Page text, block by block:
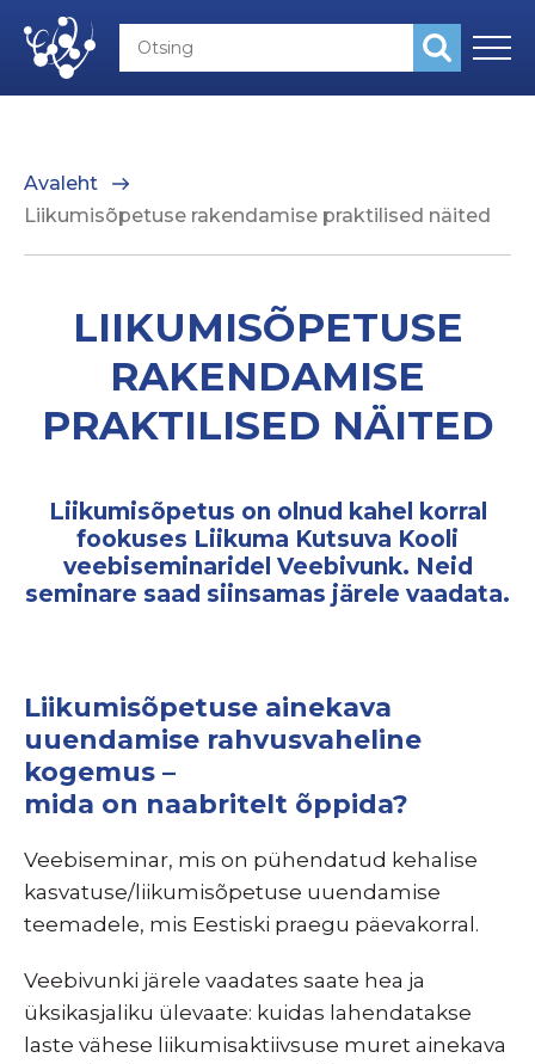
Avaleht
Liikumisõpetuse rakendamise praktilised näited
LIIKUMISÕPETUSE
RAKENDAMISE
PRAKTILISED NÄITED
Liikumisõpetus on olnud kahel korral
fookuses Liikuma Kutsuva Kooli
veebiseminaridel Veebivunk. Neid
seminare saad siinsamas järele vaadata.
Liikumisõpetuse ainekava
uuendamise rahvusvaheline
kogemus –
mida on naabritelt õppida?
Veebiseminar, mis on pühendatud kehalise
kasvatuse/liikumisõpetuse uuendamise
teemadele, mis Eestiski praegu päevakorral.
Veebivunki järele vaadates saate hea ja
üksikasjaliku ülevaate: kuidas lahendatakse
laste vähese liikumisaktiivsuse muret ainekava